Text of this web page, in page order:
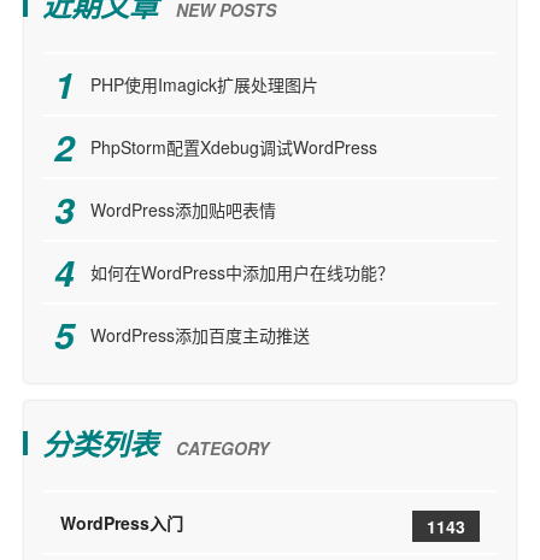
NEW POSTS
PHP使用Imagick扩展处理图片
PhpStorm配置Xdebug调试WordPress
WordPress添加贴吧表情
如何在WordPress中添加用户在线功能？
WordPress添加百度主动推送
分类列表 CATEGORY
WordPress入门 1143